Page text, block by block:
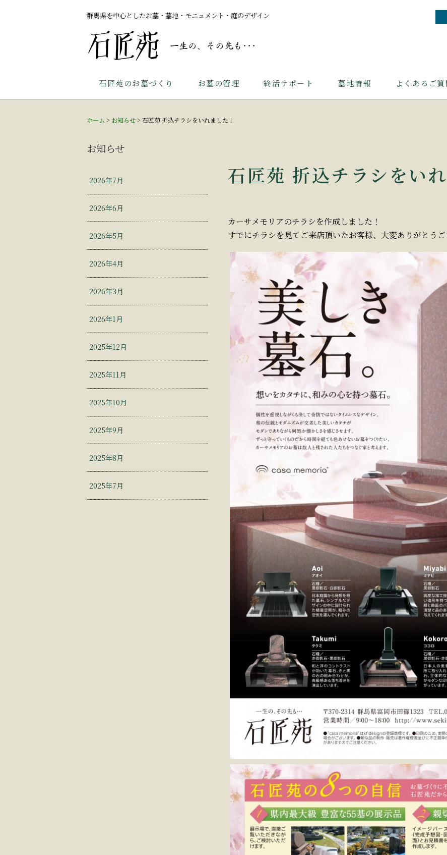
群馬県を中心としたお墓・墓地・モニュメント・庭のデザイン
石匠苑のお墓づくり お墓の管理 終活サポート 墓地情報 よくあるご質
ホーム > お知らせ> 石匠苑 折込チラシをいれました！
石匠苑 折込チラシをい
カーサメモリアのチラシを作成しました！
すでにチラシを見てご来店頂いたお客様、大変ありがとうご
お知らせ
2026年7月
2026年6月
2026年5月
2026年4月
2026年3月
2026年1月
2025年12月
2025年11月
2025年10月
2025年9月
2025年8月
2025年7月